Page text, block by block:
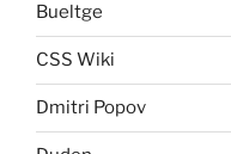
Bueltge
CSS Wiki
Dmitri Popov